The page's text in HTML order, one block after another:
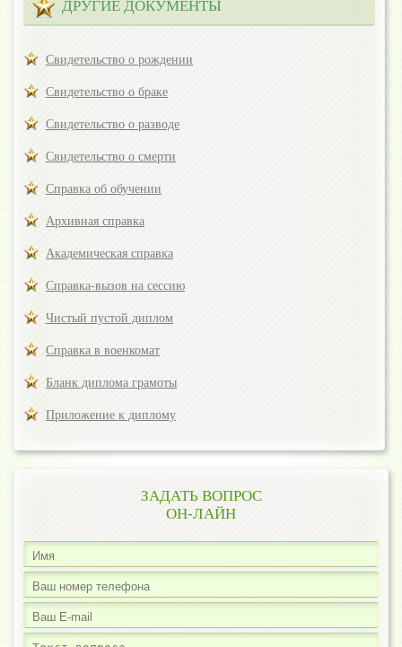
ДРУГИЕ ДОКУМЕНТЫ
Свидетельство о рождении
Свидетельство о браке
Свидетельство о разводе
Свидетельство о смерти
Справка об обучении
Архивная справка
Академическая справка
Справка-вызов на сессию
Чистый пустой диплом
Справка в военкомат
Бланк диплома грамоты
Приложение к диплому
ЗАДАТЬ ВОПРОС
ОН-ЛАЙН